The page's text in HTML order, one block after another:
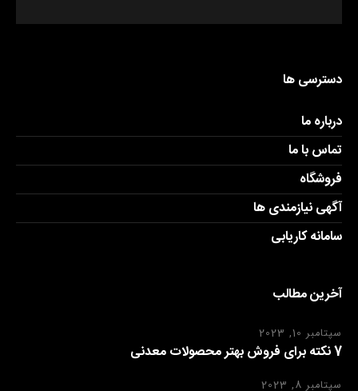
دسترسی ها
درباره ما
تماس با ما
فروشگاه
آگهی نیازمندی ها
سامانه کاریابی
آخرین مطالب
سپتامبر 10, 2023
7 نکته برای فروش بهتر محصولات معدنی
سپتامبر 8, 2023